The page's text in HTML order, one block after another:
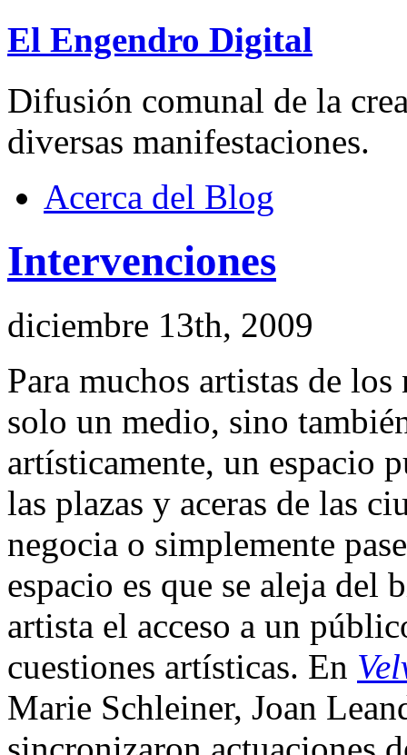
El Engendro Digital
Difusión comunal de la
diversas manifestaciones.
Acerca del Blog
Intervenciones
diciembre 13th, 2009
Para muchos artistas de
solo un medio, sino
artísticamente, un espacio
las plazas y aceras de las
negocia o simplemente
espacio es que se aleja
artista el acceso a un
cuestiones artísticas. En
Marie Schleiner, Joan